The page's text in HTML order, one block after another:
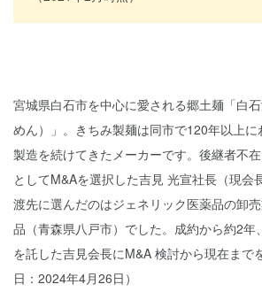
宮城県白石市を中心に愛される郷土麺「白
めん）」。きちみ製麺は同市で120年以上に
製造を続けてきたメーカーです。後継者不
としてM&Aを選択した吉見 光宣社長（現会
渡先に選んだのはジェネリック医薬品の卸
品（青森県八戸市）でした。成約から約2年
を託した吉見会長にM&A 検討から現在まで
日：2024年4月26日）